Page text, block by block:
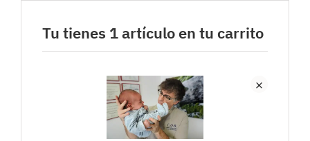
Tu tienes 1 artículo en tu carrito
×